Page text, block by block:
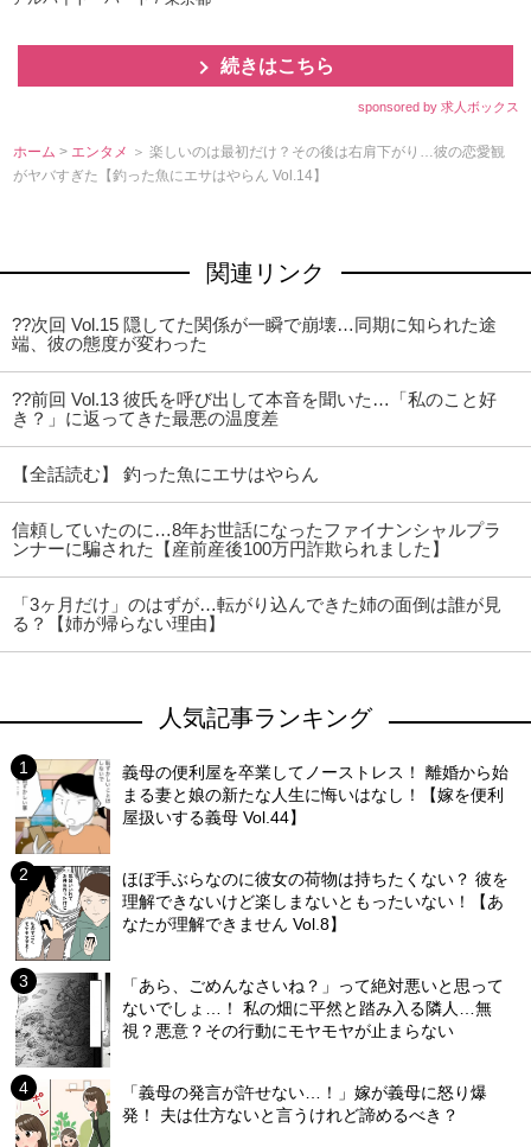
続きはこちら
sponsored by 求人ボックス
ホーム > エンタメ ＞ 楽しいのは最初だけ？その後は右肩下がり…彼の恋愛観
がヤバすぎた【釣った魚にエサはやらん Vol.14】
関連リンク
??次回 Vol.15 隠してた関係が一瞬で崩壊…同期に知られた途
端、彼の態度が変わった
??前回 Vol.13 彼氏を呼び出して本音を聞いた…「私のこと好
き？」に返ってきた最悪の温度差
【全話読む】 釣った魚にエサはやらん
信頼していたのに…8年お世話になったファイナンシャルプラ
ンナーに騙された【産前産後100万円詐欺られました】
「3ヶ月だけ」のはずが…転がり込んできた姉の面倒は誰が見
る？【姉が帰らない理由】
人気記事ランキング
義母の便利屋を卒業してノーストレス！ 離婚から始
まる妻と娘の新たな人生に悔いはなし！【嫁を便利
屋扱いする義母 Vol.44】
ほぼ手ぶらなのに彼女の荷物は持ちたくない？ 彼を
理解できないけど楽しまないともったいない！【あ
なたが理解できません Vol.8】
「あら、ごめんなさいね？」って絶対悪いと思って
ないでしょ…！ 私の畑に平然と踏み入る隣人…無
視？悪意？その行動にモヤモヤが止まらない
「義母の発言が許せない…！」嫁が義母に怒り爆
発！ 夫は仕方ないと言うけれど諦めるべき？